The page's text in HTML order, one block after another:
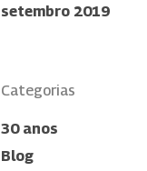
setembro 2019
Categorias
30 anos
Blog